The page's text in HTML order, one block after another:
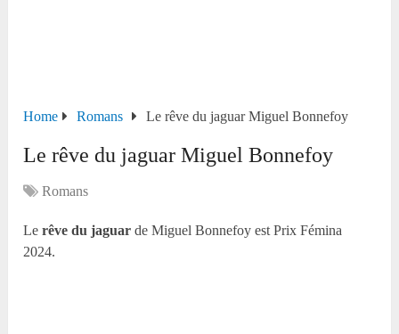
Home Romans Le rêve du jaguar Miguel Bonnefoy
Le rêve du jaguar Miguel Bonnefoy
Romans
Lerêve du jaguar de Miguel Bonnefoy est Prix Fémina
2024.